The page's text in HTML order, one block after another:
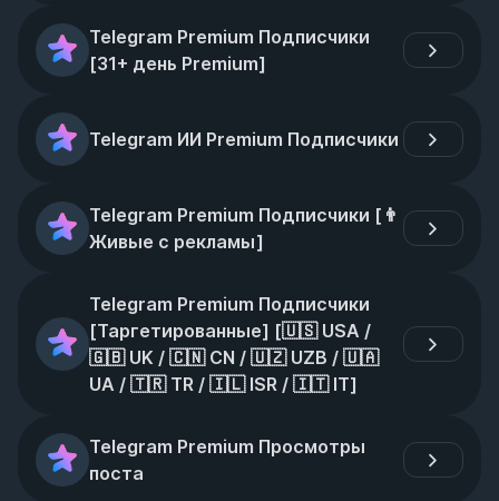
Telegram Premium Подписчики
[31+ день Premium]
Telegram ИИ Premium Подписчики
Telegram Premium Подписчики [👨
Живые с рекламы]
Telegram Premium Подписчики
[Таргетированные] [🇺🇸 USA /
🇬🇧 UK / 🇨🇳 CN / 🇺🇿 UZB / 🇺🇦
UA / 🇹🇷 TR / 🇮🇱 ISR / 🇮🇹 IT]
Telegram Premium Просмотры
поста